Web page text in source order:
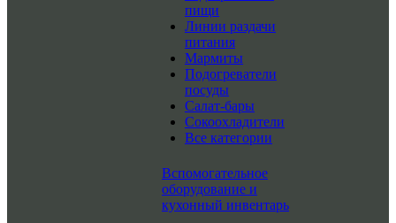
пищи
Линии раздачи
питания
Мармиты
Подогреватели
посуды
Салат-бары
Сокоохладители
Все категории
Вспомогательное
оборудование и
кухонный инвентарь